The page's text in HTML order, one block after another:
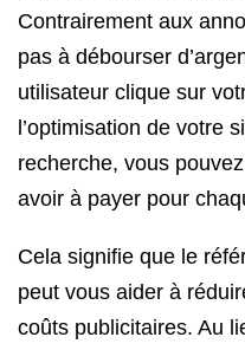
Contrairement aux
pas à débourser
utilisateur clique sur
l’optimisation de votre
recherche, vous
avoir à payer pour
Cela signifie que le
peut vous aider à
coûts publicitaires. Au